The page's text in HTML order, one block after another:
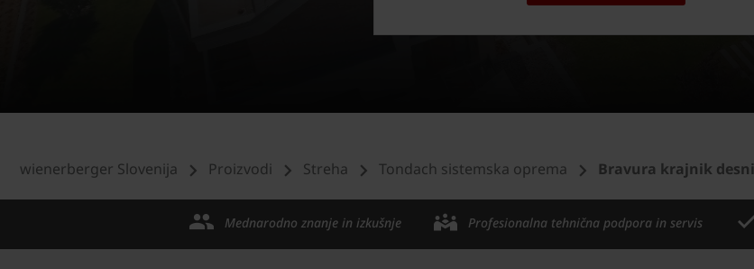
wienerberger Slovenija Proizvodi Streha Tondach sistemska oprema Bravura krajnik desni
Mednarodno znanje in izkušnje Profesionalna tehnična podpora in servis